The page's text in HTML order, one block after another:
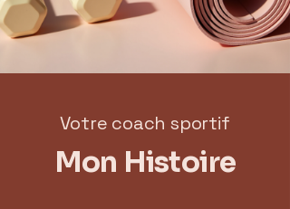
Votre coach sportif
Mon Histoire